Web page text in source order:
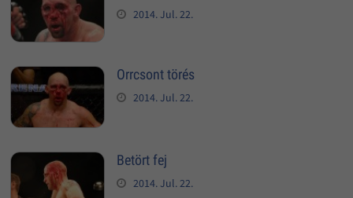
2014. Jul. 22.
Orrcsont törés
2014. Jul. 22.
Betört fej
2014. Jul. 22.